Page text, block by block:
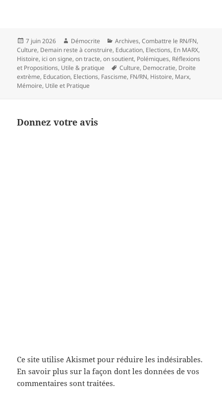
Publié
le
7 juin 2026 Auteur
Démocrite Catégories
Archives,Combattre le RN/FN,
Culture, Demain reste à construire, Education, Elections, En MARX,
Histoire, ici on signe, on tracte, on soutient, Polémiques, Réflexions
et Propositions, Utile & pratique
Mots-
clés
Culture, Democratie, Droite
extrème, Education, Elections, Fascisme, FN/RN, Histoire, Marx,
Mémoire, Utile et Pratique
Donnez votre avis
Ce site utilise Akismet pour réduire les indésirables.
En savoir plus sur la façon dont les données de vos
commentaires sont traitées.